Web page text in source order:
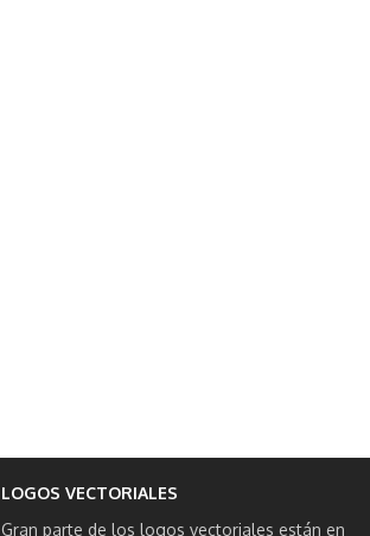
LOGOS VECTORIALES
Gran parte de los logos vectoriales están en